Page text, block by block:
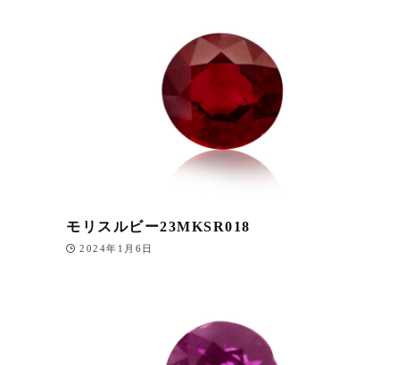
モリスルビー23MKSR018
2024年1月6日